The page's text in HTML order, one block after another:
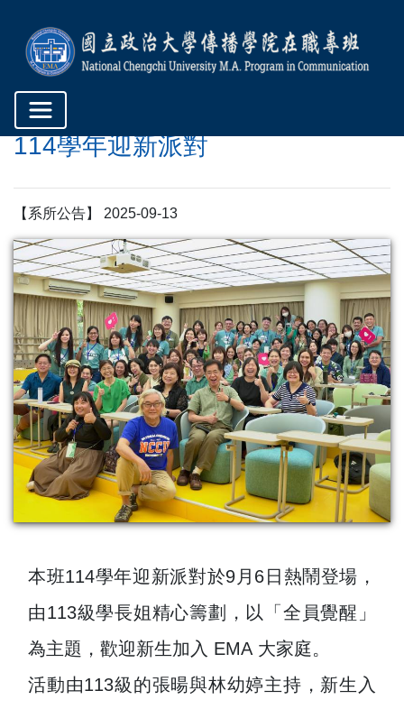
114學年迎新派對
【系所公告】 2025-09-13
本班114學年迎新派對於9月6日熱鬧登場，
由113級學長姐精心籌劃，以「全員覺醒」
為主題，歡迎新生加入 EMA 大家庭。
活動由113級的張暘與林幼婷主持，新生入